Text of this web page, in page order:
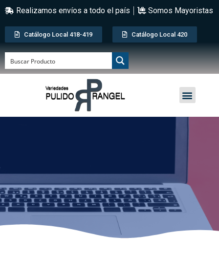
Realizamos envíos a todo el país Somos Mayoristas
Catálogo Local 418-419 Catálogo Local 420